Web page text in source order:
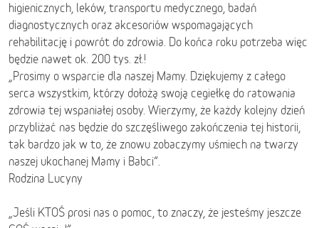
higienicznych, leków, transportu medycznego, badań
diagnostycznych oraz akcesoriów wspomagających
rehabilitację i powrót do zdrowia. Do końca roku potrzeba więc
będzie nawet ok. 200 tys. zł.!
„Prosimy o wsparcie dla naszej Mamy. Dziękujemy z całego
serca wszystkim, którzy dołożą swoją cegiełkę do ratowania
zdrowia tej wspaniałej osoby. Wierzymy, że każdy kolejny dzień
przybliżać nas będzie do szczęśliwego zakończenia tej historii,
tak bardzo jak w to, że znowu zobaczymy uśmiech na twarzy
naszej ukochanej Mamy i Babci”.
Rodzina Lucyny
„Jeśli KTOŚ prosi nas o pomoc, to znaczy, że jesteśmy jeszcze